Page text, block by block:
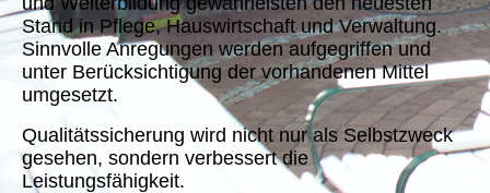
Stand in Pflege, Hauswirtschaft und Verwaltung.
Sinnvolle Anregungen werden aufgegriffen und
unter Berücksichtigung der vorhandenen Mittel
umgesetzt.
Qualitätssicherung wird nicht nur als Selbstzweck
gesehen, sondern verbessert die
Leistungsfähigkeit.